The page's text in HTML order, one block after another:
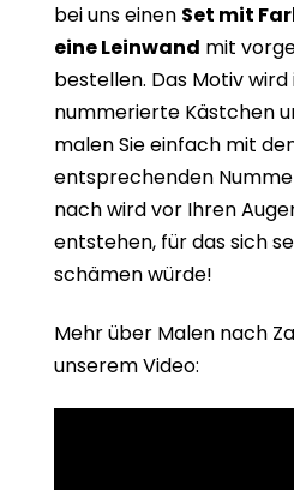
bei uns einen Set mit
eine Leinwand mit
bestellen. Das Motiv wird
nummerierte Kästchen
malen Sie einfach mit
entsprechenden
nach wird vor Ihren
entstehen, für das sich
schämen würde!
Mehr über Malen nach
unserem Video: